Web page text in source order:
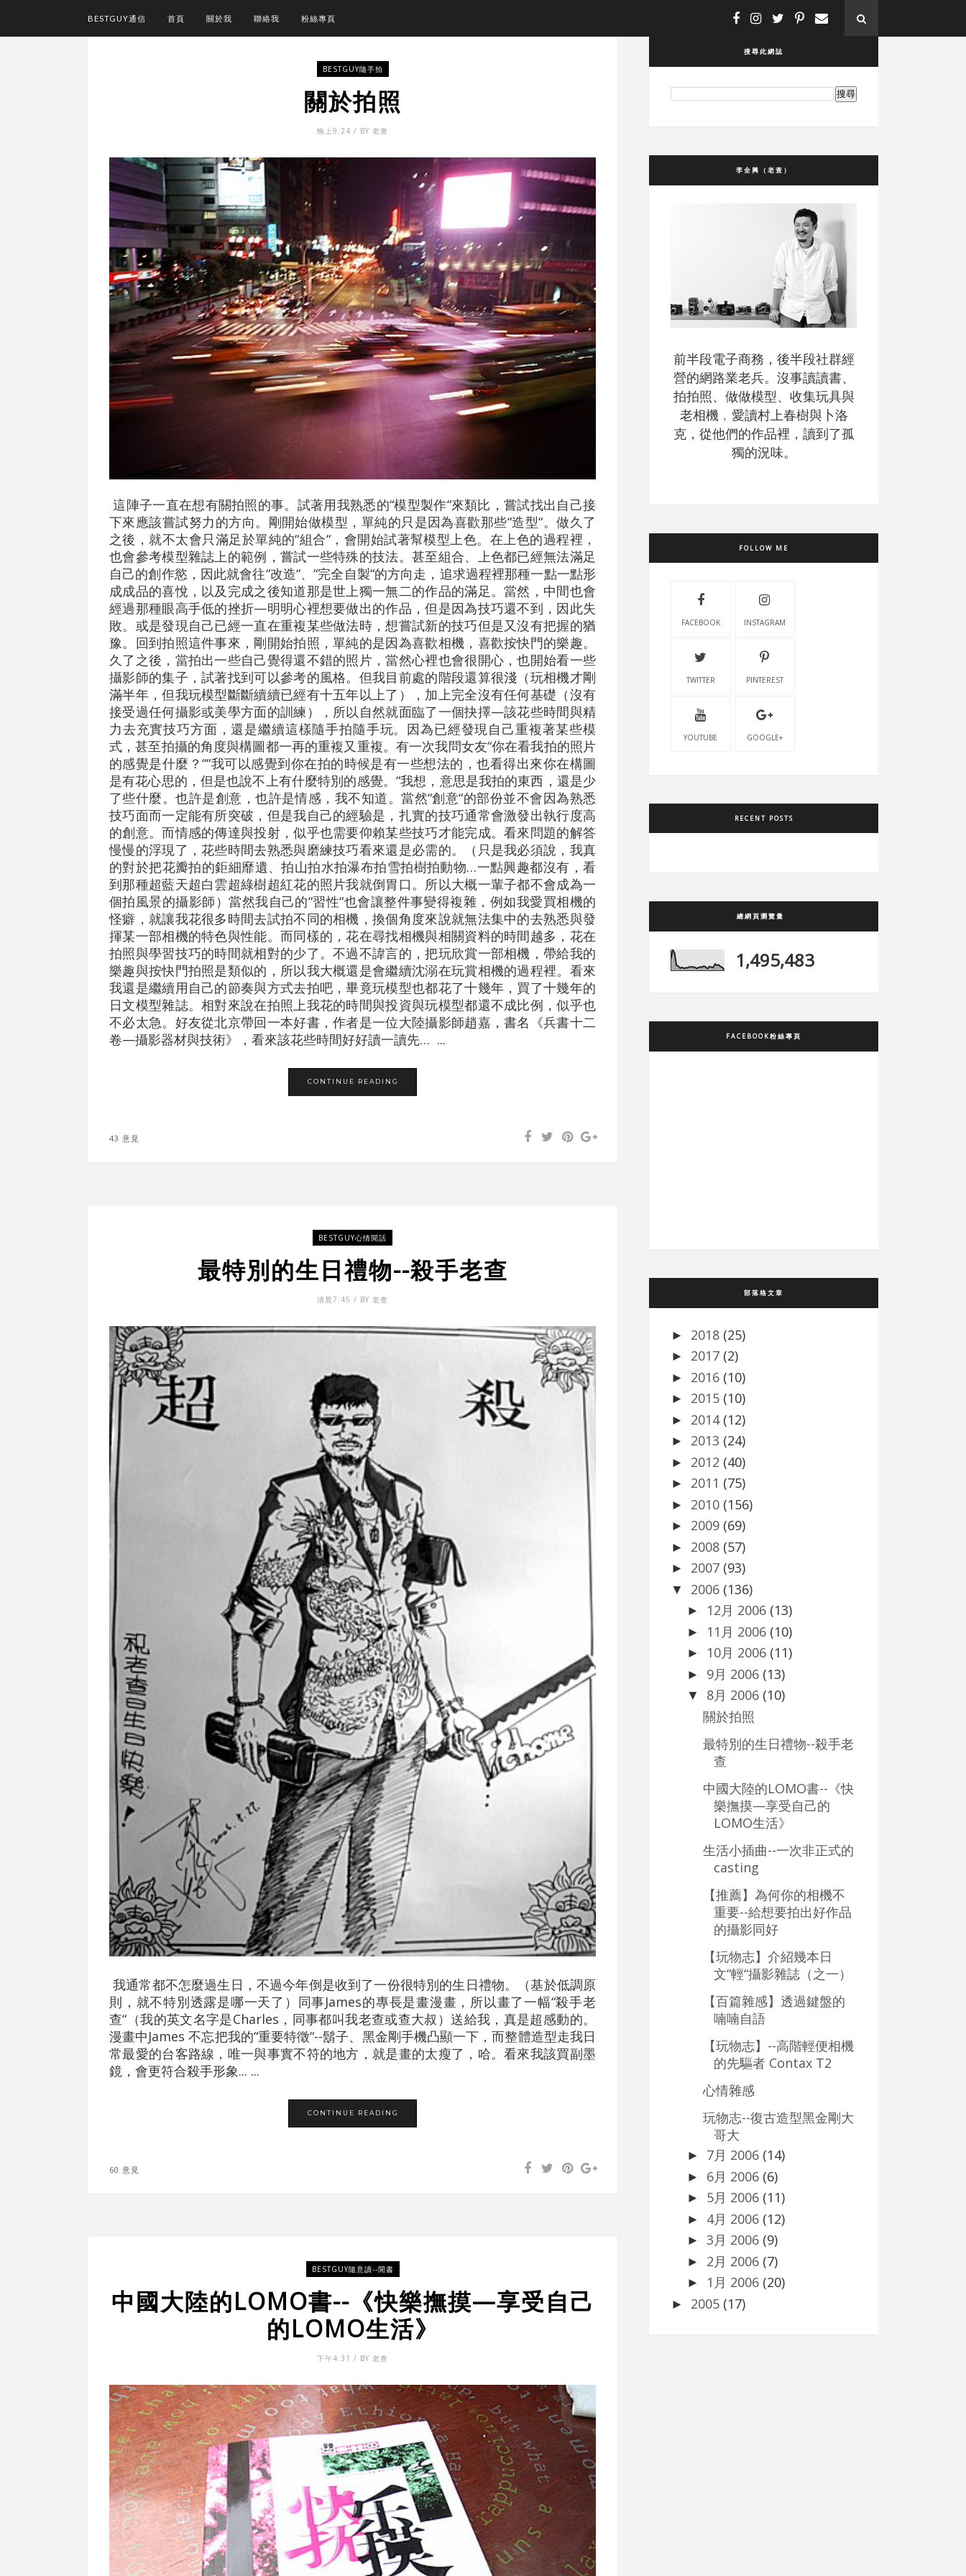
BESTGUY通信 首頁 關於我 聯絡我 粉絲專頁
BESTGUY隨手拍
關於拍照
晚上9:24 / BY 老查
這陣子一直在想有關拍照的事。試著用我熟悉的“模型製作“來類比，嘗試找出自己接
下來應該嘗試努力的方向。剛開始做模型，單純的只是因為喜歡那些“造型“。做久了
之後，就不太會只滿足於單純的“組合“，會開始試著幫模型上色。在上色的過程裡，
也會參考模型雜誌上的範例，嘗試一些特殊的技法。甚至組合、上色都已經無法滿足
自己的創作慾，因此就會往“改造“、“完全自製“的方向走，追求過程裡那種一點一點形
成成品的喜悅，以及完成之後知道那是世上獨一無二的作品的滿足。當然，中間也會
經過那種眼高手低的挫折—明明心裡想要做出的作品，但是因為技巧還不到，因此失
敗。或是發現自己已經一直在重複某些做法時，想嘗試新的技巧但是又沒有把握的猶
豫。回到拍照這件事來，剛開始拍照，單純的是因為喜歡相機，喜歡按快門的樂趣。
久了之後，當拍出一些自己覺得還不錯的照片，當然心裡也會很開心，也開始看一些
攝影師的集子，試著找到可以參考的風格。但我目前處的階段還算很淺（玩相機才剛
滿半年，但我玩模型斷斷續續已經有十五年以上了），加上完全沒有任何基礎（沒有
接受過任何攝影或美學方面的訓練），所以自然就面臨了一個抉擇—該花些時間與精
力去充實技巧方面，還是繼續這樣隨手拍隨手玩。因為已經發現自己重複著某些模
式，甚至拍攝的角度與構圖都一再的重複又重複。有一次我問女友“你在看我拍的照片
的感覺是什麼？““我可以感覺到你在拍的時候是有一些想法的，也看得出來你在構圖
是有花心思的，但是也說不上有什麼特別的感覺。“我想，意思是我拍的東西，還是少
了些什麼。也許是創意，也許是情感，我不知道。當然“創意“的部份並不會因為熟悉
技巧面而一定能有所突破，但是我自己的經驗是，扎實的技巧通常會激發出執行度高
的創意。而情感的傳達與投射，似乎也需要仰賴某些技巧才能完成。看來問題的解答
慢慢的浮現了，花些時間去熟悉與磨練技巧看來還是必需的。（只是我必須說，我真
的對於把花瓣拍的鉅細靡遺、拍山拍水拍瀑布拍雪拍樹拍動物…一點興趣都沒有，看
到那種超藍天超白雲超綠樹超紅花的照片我就倒胃口。所以大概一輩子都不會成為一
個拍風景的攝影師）當然我自己的“習性“也會讓整件事變得複雜，例如我愛買相機的
怪癖，就讓我花很多時間去試拍不同的相機，換個角度來說就無法集中的去熟悉與發
揮某一部相機的特色與性能。而同樣的，花在尋找相機與相關資料的時間越多，花在
拍照與學習技巧的時間就相對的少了。不過不諱言的，把玩欣賞一部相機，帶給我的
樂趣與按快門拍照是類似的，所以我大概還是會繼續沈溺在玩賞相機的過程裡。看來
我還是繼續用自己的節奏與方式去拍吧，畢竟玩模型也都花了十幾年，買了十幾年的
日文模型雜誌。相對來說在拍照上我花的時間與投資與玩模型都還不成比例，似乎也
不必太急。好友從北京帶回一本好書，作者是一位大陸攝影師趙嘉，書名《兵書十二
卷—攝影器材與技術》，看來該花些時間好好讀一讀先… ...
CONTINUE READING
43 意見
BESTGUY心情閒話
最特別的生日禮物--殺手老查
清晨7:45 / BY 老查
我通常都不怎麼過生日，不過今年倒是收到了一份很特別的生日禮物。（基於低調原
則，就不特別透露是哪一天了）同事James的專長是畫漫畫，所以畫了一幅“殺手老
查“（我的英文名字是Charles，同事都叫我老查或查大叔）送給我，真是超感動的。
漫畫中James 不忘把我的“重要特徵“--鬍子、黑金剛手機凸顯一下，而整體造型走我日
常最愛的台客路線，唯一與事實不符的地方，就是畫的太瘦了，哈。看來我該買副墨
鏡，會更符合殺手形象... ...
CONTINUE READING
60 意見
BESTGUY隨意讀--閒書
中國大陸的LOMO書--《快樂撫摸—享受自己
的LOMO生活》
下午4:31 / BY 老查
搜尋此網誌
李全興（老查）
前半段電子商務，後半段社群經
營的網路業老兵。沒事讀讀書、
拍拍照、做做模型、收集玩具與
老相機﹐愛讀村上春樹與卜洛
克，從他們的作品裡，讀到了孤
獨的況味。
FOLLOW ME
FACEBOOK INSTAGRAM
TWITTER PINTEREST
YOUTUBE GOOGLE+
RECENT POSTS
總網頁瀏覽量
1,495,483
FACEBOOK粉絲專頁
部落格文章
► 2018 (25)
► 2017 (2)
► 2016 (10)
► 2015 (10)
► 2014 (12)
► 2013 (24)
► 2012 (40)
► 2011 (75)
► 2010 (156)
► 2009 (69)
► 2008 (57)
► 2007 (93)
▼ 2006 (136)
► 12月 2006 (13)
► 11月 2006 (10)
► 10月 2006 (11)
► 9月 2006 (13)
▼ 8月 2006 (10)
關於拍照
最特別的生日禮物--殺手老
查
中國大陸的LOMO書--《快
樂撫摸—享受自己的
LOMO生活》
生活小插曲--一次非正式的
casting
【推薦】為何你的相機不
重要--給想要拍出好作品
的攝影同好
【玩物志】介紹幾本日
文“輕“攝影雜誌（之一）
【百篇雜感】透過鍵盤的
喃喃自語
【玩物志】--高階輕便相機
的先驅者 Contax T2
心情雜感
玩物志--復古造型黑金剛大
哥大
► 7月 2006 (14)
► 6月 2006 (6)
► 5月 2006 (11)
► 4月 2006 (12)
► 3月 2006 (9)
► 2月 2006 (7)
► 1月 2006 (20)
► 2005 (17)